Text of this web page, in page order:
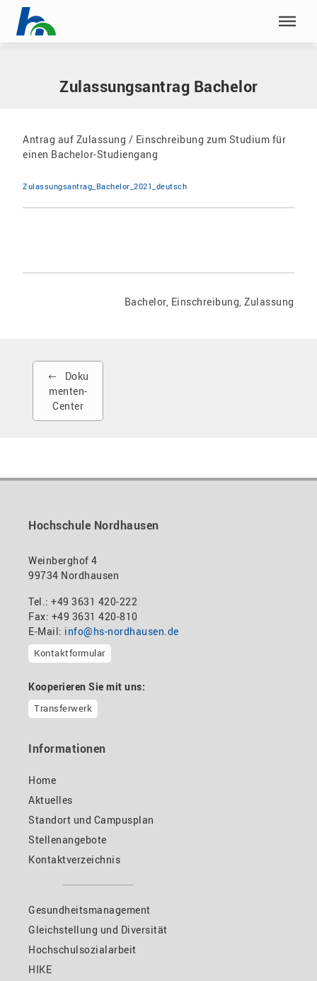
Menü überspringen
Home |Dokumente
Zulassungsantrag Bachelor
Antrag auf Zulassung / Einschreibung zum Studium für
einen Bachelor-Studiengang
Zulassungsantrag_Bachelor_2021_deutsch
Bachelor, Einschreibung, Zulassung
Doku
menten-
Center
Hochschule Nordhausen
Weinberghof 4
99734 Nordhausen
Tel.: +49 3631 420-222
Fax: +49 3631 420-810
E-Mail: info@hs-nordhausen.de
Kontaktformular
Kooperieren Sie mit uns:
Transferwerk
Informationen
Home
Aktuelles
Standort und Campusplan
Stellenangebote
Kontaktverzeichnis
Gesundheitsmanagement
Gleichstellung und Diversität
Hochschulsozialarbeit
HIKE